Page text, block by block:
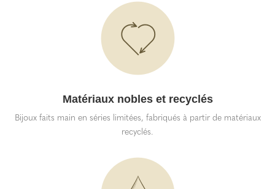
Matériaux nobles et recyclés
Bijoux faits main en séries limitées, fabriqués à partir de matériaux
recyclés.